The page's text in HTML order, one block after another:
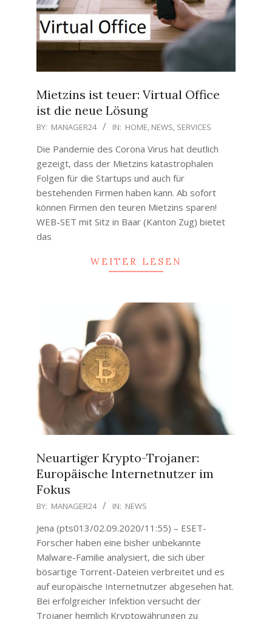
Mietzins ist teuer: Virtual Office
ist die neue Lösung
2020-
03
BY: MANAGER24 IN: HOME, NEWS, SERVICES
Die Pandemie des Corona Virus hat deutlich
gezeigt, dass der Mietzins katastrophalen
Folgen für die Startups und auch für
bestehenden Firmen haben kann. Ab sofort
können Firmen den teuren Mietzins sparen!
WEB-SET mit Sitz in Baar (Kanton Zug) bietet
das
WEITER LESEN
Neuartiger Krypto-Trojaner:
Europäische Internetnutzer im
Fokus
2020-
02
BY: MANAGER24 IN: NEWS
Jena (pts013/02.09.2020/11:55) – ESET-
Forscher haben eine bisher unbekannte
Malware-Familie analysiert, die sich über
bösartige Torrent-Dateien verbreitet und es
auf europäische Internetnutzer abgesehen hat.
Bei erfolgreicher Infektion versucht der
Trojaner heimlich Kryptowährungen zu